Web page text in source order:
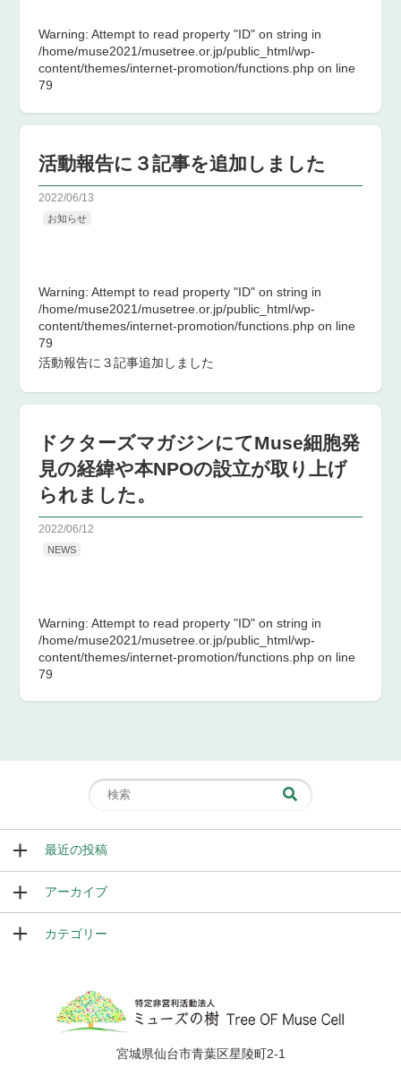
Warning: Attempt to read property "ID" on string in
/home/muse2021/musetree.or.jp/public_html/wp-
content/themes/internet-promotion/functions.phpon line
79
活動報告に３記事を追加しました
2022/06/13
お知らせ
Warning: Attempt to read property "ID" on string in
/home/muse2021/musetree.or.jp/public_html/wp-
content/themes/internet-promotion/functions.phpon line
79
活動報告に３記事追加しました
ドクターズマガジンにてMuse細胞発
見の経緯や本NPOの設立が取り上げ
られました。
2022/06/12
NEWS
Warning: Attempt to read property "ID" on string in
/home/muse2021/musetree.or.jp/public_html/wp-
content/themes/internet-promotion/functions.phpon line
79
最近の投稿
アーカイブ
カテゴリー
宮城県仙台市青葉区星陵町2-1